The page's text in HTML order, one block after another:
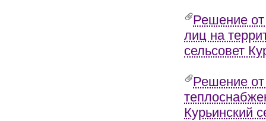
Решение
лиц на
сельсовет
Решение
Курьинский